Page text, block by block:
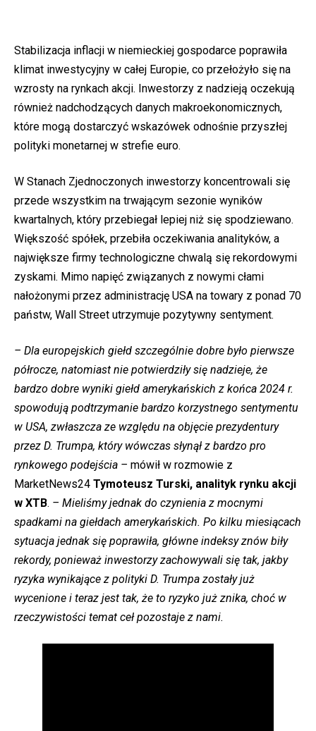
Stabilizacja inflacji w niemieckiej gospodarce poprawiła
klimat inwestycyjny w całej Europie, co przełożyło się na
wzrosty na rynkach akcji. Inwestorzy z nadzieją oczekują
również nadchodzących danych makroekonomicznych,
które mogą dostarczyć wskazówek odnośnie przyszłej
polityki monetarnej w strefie euro.
W Stanach Zjednoczonych inwestorzy koncentrowali się
przede wszystkim na trwającym sezonie wyników
kwartalnych, który przebiegał lepiej niż się spodziewano.
Większość spółek, przebiła oczekiwania analityków, a
największe firmy technologiczne chwalą się rekordowymi
zyskami. Mimo napięć związanych z nowymi cłami
nałożonymi przez administrację USA na towary z ponad 70
państw, Wall Street utrzymuje pozytywny sentyment.
– Dla europejskich giełd szczególnie dobre było pierwsze
półrocze, natomiast nie potwierdziły się nadzieje, że
bardzo dobre wyniki giełd amerykańskich z końca 2024 r.
spowodują podtrzymanie bardzo korzystnego sentymentu
w USA, zwłaszcza ze względu na objęcie prezydentury
przez D. Trumpa, który wówczas słynął z bardzo pro
rynkowego podejścia – mówił w rozmowie z
MarketNews24 Tymoteusz Turski, analityk rynku akcji
w XTB. – Mieliśmy jednak do czynienia z mocnymi
spadkami na giełdach amerykańskich. Po kilku miesiącach
sytuacja jednak się poprawiła, główne indeksy znów biły
rekordy, ponieważ inwestorzy zachowywali się tak, jakby
ryzyka wynikające z polityki D. Trumpa zostały już
wycenione i teraz jest tak, że to ryzyko już znika, choć w
rzeczywistości temat ceł pozostaje z nami.